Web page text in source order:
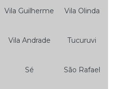
Vila Guilherme Vila Olinda
Vila Andrade Tucuruvi
Sé São Rafael